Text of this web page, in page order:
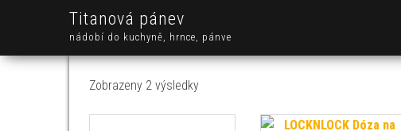
Titanová pánev
nádobí do kuchyně, hrnce, pánve
Zobrazeny 2 výsledkySeřazeno od nejnovějších